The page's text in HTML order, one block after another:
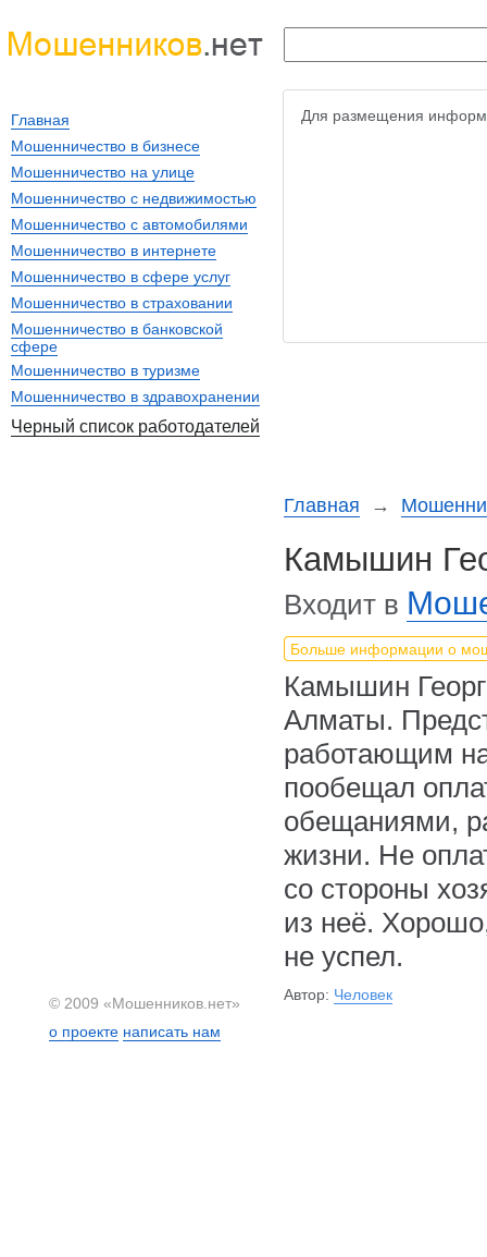
Для размещения
Главная →
Камышин
Входит в
Больше информации о
Камышин
Алматы.
работающим
пообещал
обещаниями,
жизни. Не
со стороны
из неё.
не успел.
Автор: Человек
Главная
Мошенничество в бизнесе
Мошенничество на улице
Мошенничество с недвижимостью
Мошенничество с автомобилями
Мошенничество в интернете
Мошенничество в сфере услуг
Мошенничество в страховании
Мошенничество в банковской
сфере
Мошенничество в туризме
Мошенничество в здравохранении
Черный список работодателей
© 2009 «Мошенников.нет»
о проекте написать нам